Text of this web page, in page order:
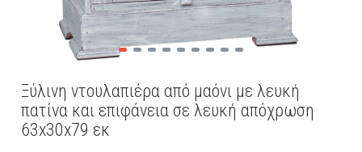
Ξύλινη ντουλαπιέρα από μαόνι με λευκή
πατίνα και επιφάνεια σε λευκή απόχρωση
63x30x79 εκ